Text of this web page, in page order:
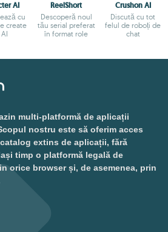
AI
cu
create
ReelShort
Descoperă noul
tău serial preferat
în format role
Crushon AI
Discută cu tot
felul de roboți de
chat
multi-platformă de aplicații
nostru este să oferim acces
extins de aplicații, fără
timp o platformă legală de
orice browser și, de asemenea, prin